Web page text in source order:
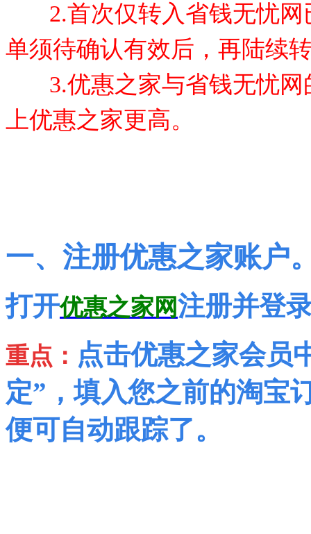
2.首次仅转入省钱无忧网
单须待确认有效后，再陆续
3.优惠之家与省钱无忧网
上优惠之家更高。
一、注册优惠之家账户
打开优惠之家网注册并登
重点： 点击优惠之家会员
定”，填入您之前的淘宝
便可自动跟踪了。